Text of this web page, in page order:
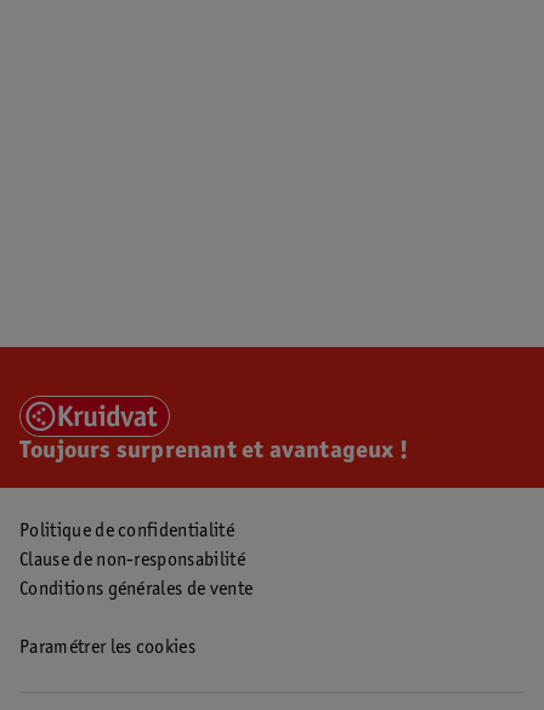
Toujours surprenant et avantageux !
Politique de confidentialité
Clause de non-responsabilité
Conditions générales de vente
Paramétrer les cookies